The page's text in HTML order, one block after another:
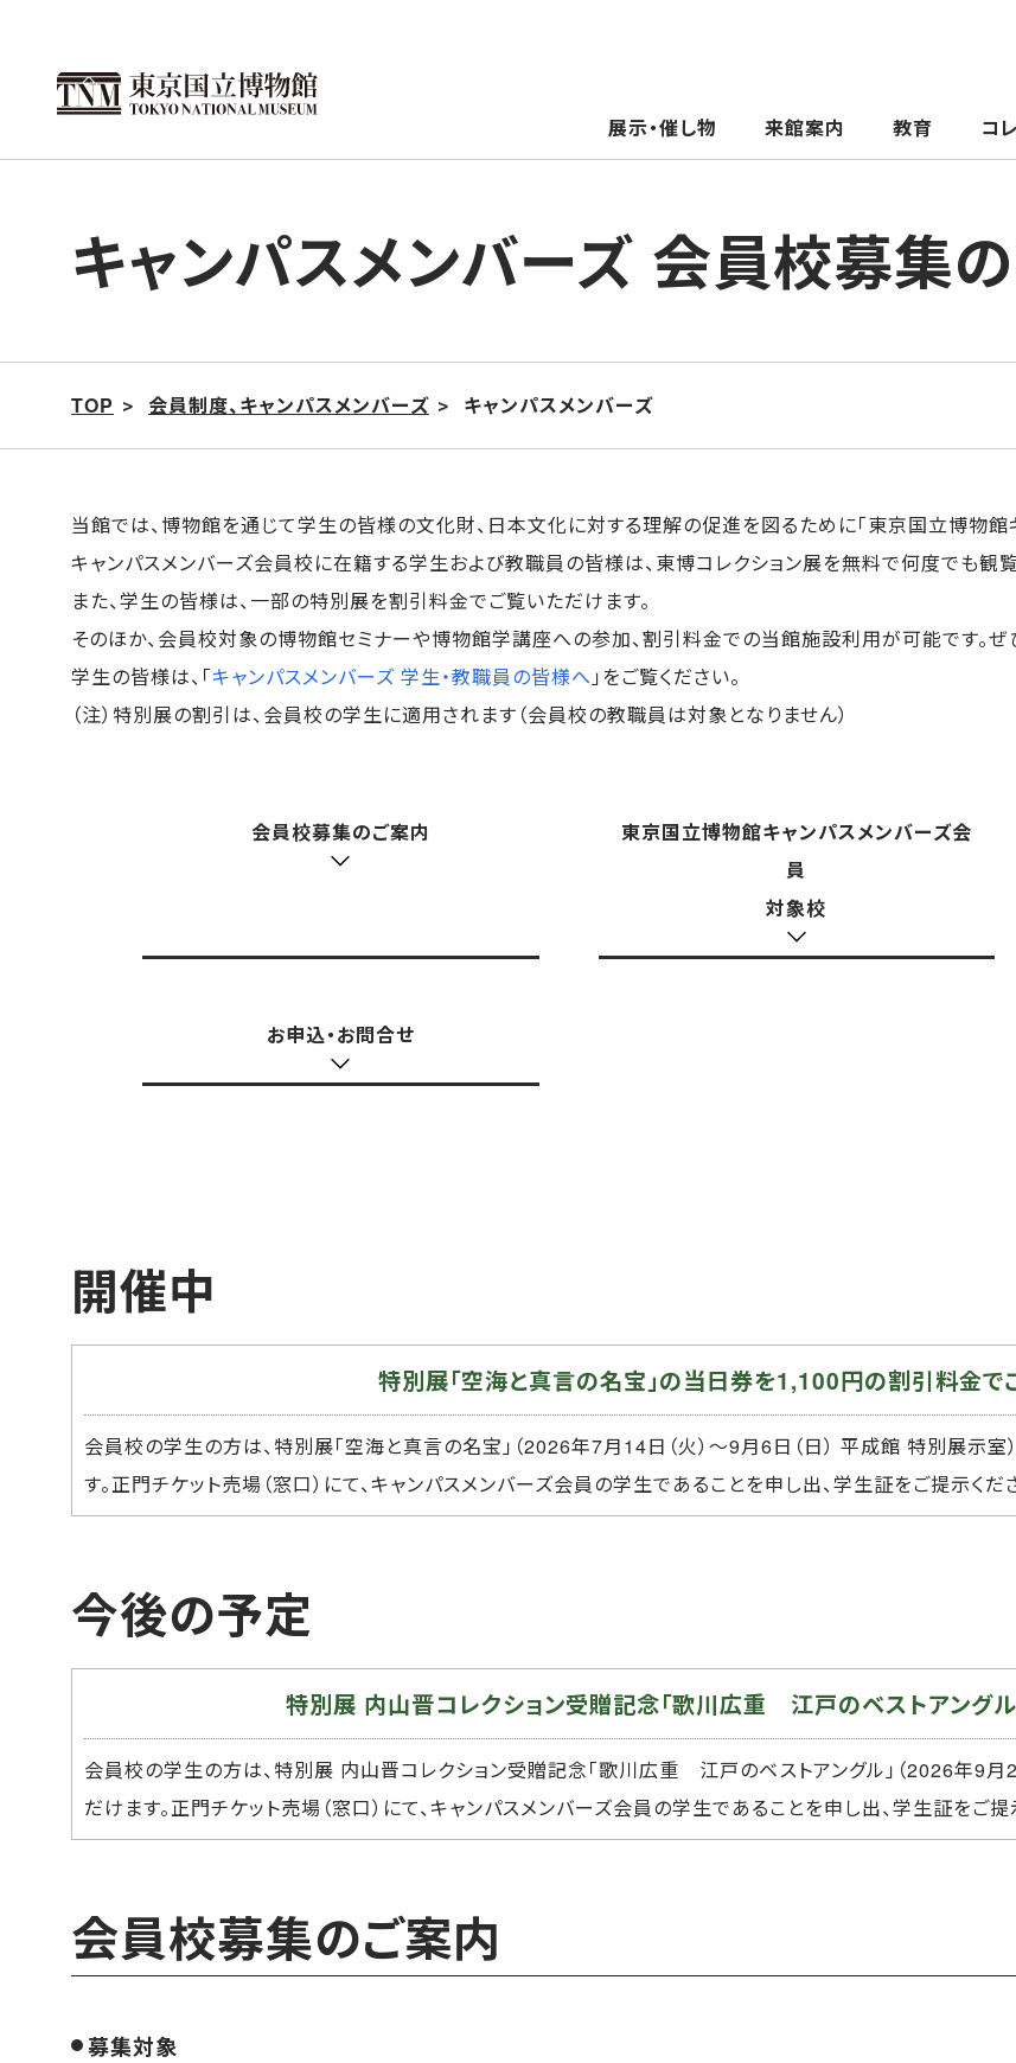
移
展示・催し物 来館案内 教育 コ
キャンパスメンバーズ 会員校募集
TOP 会員制度、キャンパスメンバーズ キャンパスメンバーズ
当館では、博物館を通じて学生の皆様の文化財、日本文化に対する理解の促進を図るために「東京国立博物館
キャンパスメンバーズ会員校に在籍する学生および教職員の皆様は、東博コレクション展を無料で何度でも観
また、学生の皆様は、一部の特別展を割引料金でご覧いただけます。
そのほか、会員校対象の博物館セミナーや博物館学講座への参加、割引料金での当館施設利用が可能です。ぜ
学生の皆様は、「キャンパスメンバーズ 学生・教職員の皆様へ」をご覧ください。
（注）特別展の割引は、会員校の学生に適用されます（会員校の教職員は対象となりません）
会員校募集のご案内
東京国立博物館キャンパスメンバーズ会
員
対象校
お申込・お問合せ
開催中
特別展「空海と真言の名宝」の当日券を1,100円の割引料金で
会員校の学生の方は、特別展「空海と真言の名宝」（2026年7月14日（火）～9月6日（日） 平成館 特別展示
す。正門チケット売場（窓口）にて、キャンパスメンバーズ会員の学生であることを申し出、学生証をご提示くだ
今後の予定
特別展 内山晋コレクション受贈記念「歌川広重 江戸のベストアングル
会員校の学生の方は、特別展 内山晋コレクション受贈記念「歌川広重 江戸のベストアングル」（2026年9月
だけます。正門チケット売場（窓口）にて、キャンパスメンバーズ会員の学生であることを申し出、学生証をご提
会員校募集のご案内
募集対象